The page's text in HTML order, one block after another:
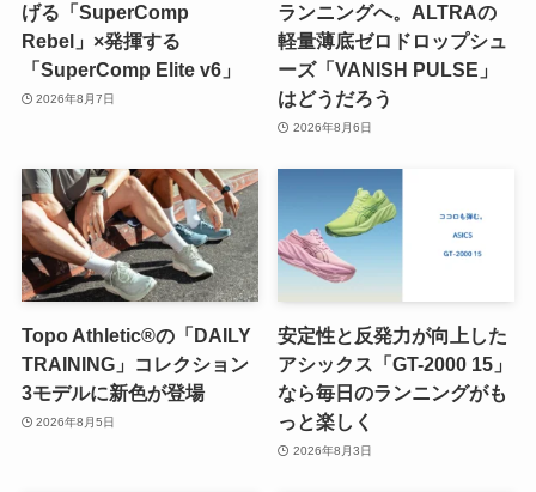
げる「SuperComp
Rebel」×発揮する
「SuperComp Elite v6」
2026年8月7日
ランニングへ。ALTRAの
軽量薄底ゼロドロップシュ
ーズ「VANISH PULSE」
はどうだろう
2026年8月6日
Topo Athletic®の「DAILY
TRAINING」コレクション
3モデルに新色が登場
2026年8月5日
安定性と反発力が向上した
アシックス「GT-2000 15」
なら毎日のランニングがも
っと楽しく
2026年8月3日